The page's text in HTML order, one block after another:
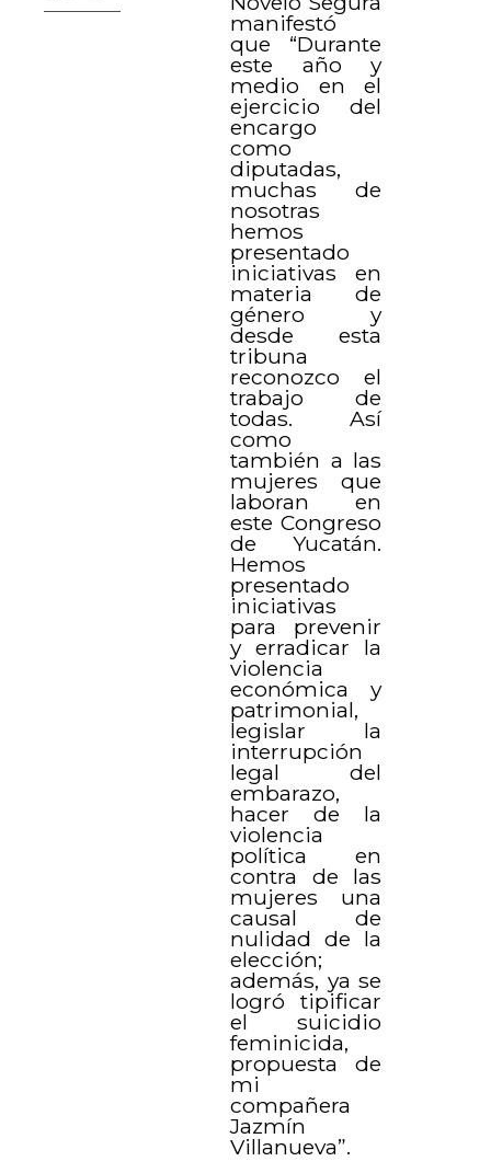
manifestó
que “Durante
este año y
medio en el
ejercicio del
encargo
como
diputadas,
muchas de
nosotras
hemos
presentado
iniciativas en
materia de
género y
desde esta
tribuna
reconozco el
trabajo de
todas. Así
como
también a las
mujeres que
laboran en
este Congreso
de Yucatán.
Hemos
presentado
iniciativas
para prevenir
y erradicar la
violencia
económica y
patrimonial,
legislar la
interrupción
legal del
embarazo,
hacer de la
violencia
política en
contra de las
mujeres una
causal de
nulidad de la
elección;
además, ya se
logró tipificar
el suicidio
feminicida,
propuesta de
mi
compañera
Jazmín
Villanueva”.